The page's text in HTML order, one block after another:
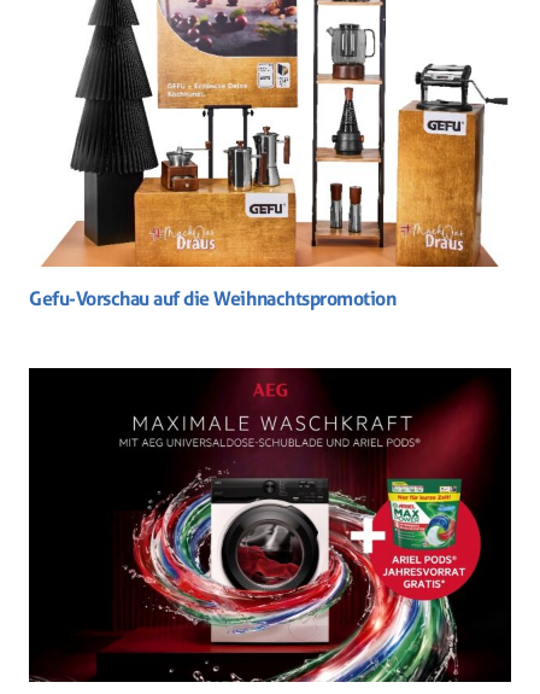
Gefu-Vorschau auf die Weihnachtspromotion